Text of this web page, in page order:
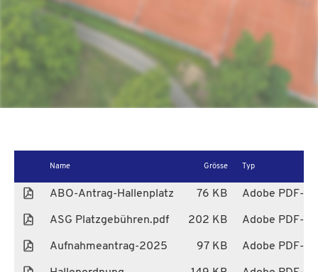
Name Grösse Typ
ABO-Antrag-Hallenplatz 76 KB Adobe PDF-
ASG Platzgebühren.pdf 202 KB Adobe PDF-
Aufnahmeantrag-2025 97 KB Adobe PDF-